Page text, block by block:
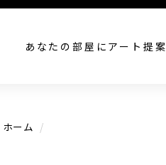
あなたの部屋にアート提案
ホーム /